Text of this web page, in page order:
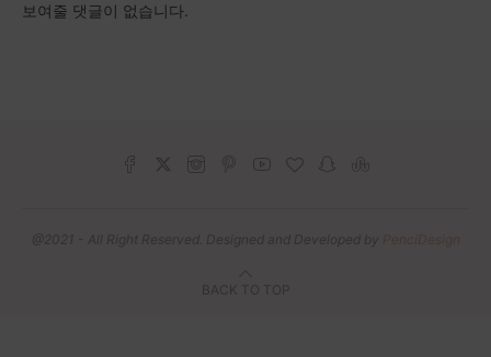
보여줄 댓글이 없습니다.
@2021 - All Right Reserved. Designed and Developed by
BACK TO TOP